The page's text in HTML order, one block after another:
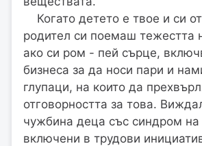
Когато детето е твое и си
родител си поемаш тежестта
ако си ром - пей сърце,
бизнеса за да носи пари и
глупаци, на които да
отговорността за това.
чужбина деца със синдром
включени в трудови